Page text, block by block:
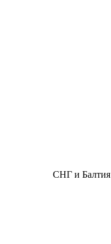
СНГ и Балтия